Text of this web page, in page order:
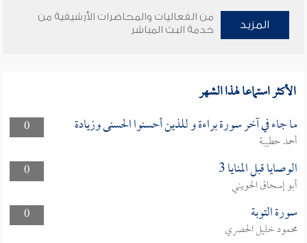
المزيد
من الفعاليات والمحاضرات الأرشيفية من
خدمة البث المباشر
الأكثر استماعا لهذا الشهر
0 ما جاء في آخر سورة براءة و للذين أحسنوا الحسنى وزيادة
أحمد حطيبة
0
الوصايا قبل المنايا 3
أبو إسحاق الحويني
0
سورة التوبة
محمود خليل الحصري